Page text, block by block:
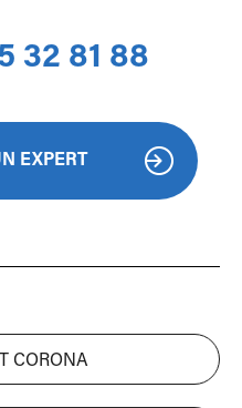
32 81 88
EXPERT
CORONA